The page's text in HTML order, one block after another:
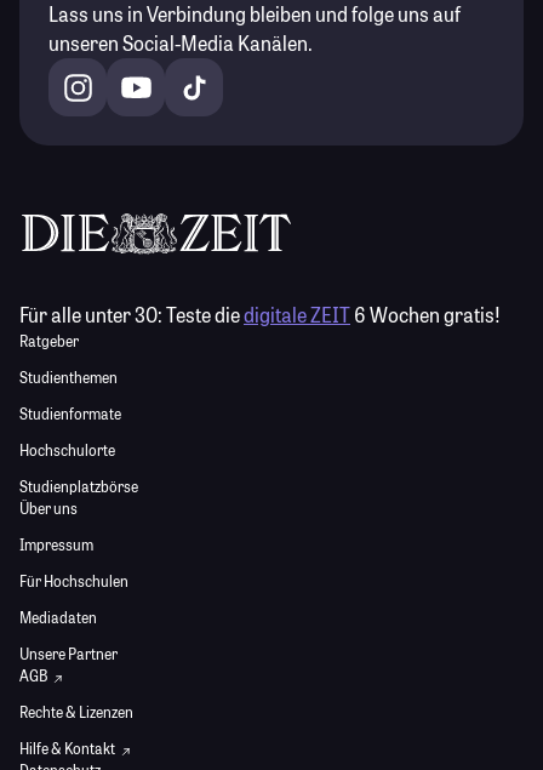
Lass uns in Verbindung bleiben und folge uns auf
unseren Social-Media Kanälen.
Für alle unter 30:Teste diedigitale ZEIT6 Wochen gratis!
Ratgeber
Studienthemen
Studienformate
Hochschulorte
Studienplatzbörse
Über uns
Impressum
Für Hochschulen
Mediadaten
Unsere Partner
AGB
Rechte & Lizenzen
Hilfe & Kontakt